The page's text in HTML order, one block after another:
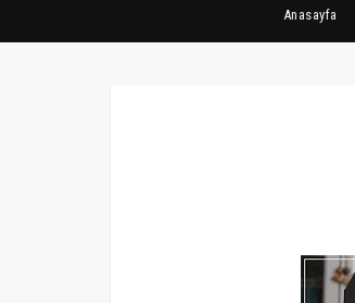
Anasayfa